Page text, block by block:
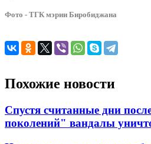
Фото - ТГК мэрии Биробиджана
Похожие новости
Спустя считанные дни
поколений" вандалы